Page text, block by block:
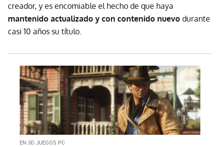
creador, y es encomiable el hecho de que haya
mantenido actualizado y con contenido nuevo durante
casi 10 años su título.
EN 3D JUEGOS PC